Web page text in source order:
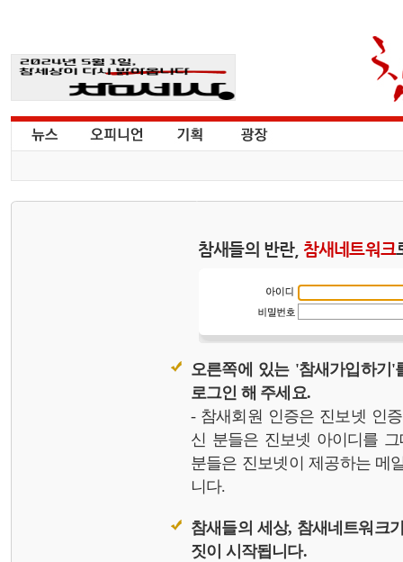
참새들의 반란, 참새네트워크
오른쪽에 있는 '참새가입하기
로그인 해 주세요.
- 참새회원 인증은 진보넷 인
신 분들은 진보넷 아이디를
분들은 진보넷이 제공하는 메
니다.
참새들의 세상, 참새네트워크
짓이 시작됩니다.